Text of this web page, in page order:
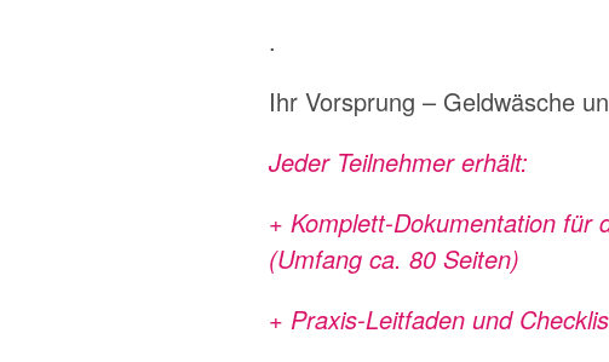
.
Ihr Vorsprung – Geldwäsche
Jeder Teilnehmer erhält:
+ Komplett-Dokumentation für
(Umfang ca. 80 Seiten)
+ Praxis-Leitfaden und